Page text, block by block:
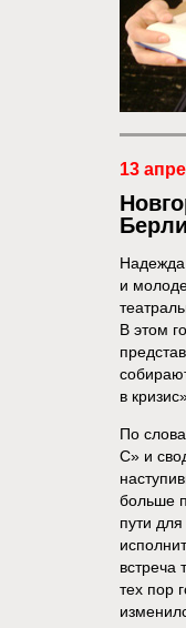
13
Надежда
и
В этом
в
По
С» и
больше
пути
встреча
тех пор